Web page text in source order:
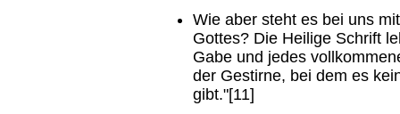
Wie aber steht es bei uns
Gottes? Die Heilige Schrift
Gabe und jedes
der Gestirne, bei dem es
gibt."[11]